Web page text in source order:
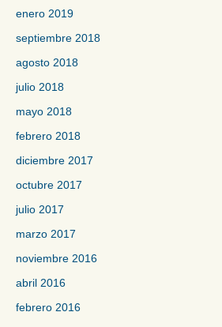
enero 2019
septiembre 2018
agosto 2018
julio 2018
mayo 2018
febrero 2018
diciembre 2017
octubre 2017
julio 2017
marzo 2017
noviembre 2016
abril 2016
febrero 2016